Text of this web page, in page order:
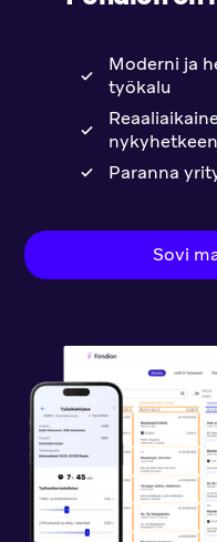
Moderni ja
työkalu
Paranna
Sovi